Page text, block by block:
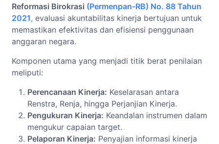
Reformasi Birokrasi (Permenpan-RB) No. 88 Tahun
2021, evaluasi akuntabilitas kinerja bertujuan untuk
memastikan efektivitas dan efisiensi penggunaan
anggaran negara.
Komponen utama yang menjadi titik berat penilaian
meliputi:
Perencanaan Kinerja: Keselarasan antara
Renstra, Renja, hingga Perjanjian Kinerja.
Pengukuran Kinerja: Keandalan instrumen dalam
mengukur capaian target.
Pelaporan Kinerja: Penyajian informasi kinerja